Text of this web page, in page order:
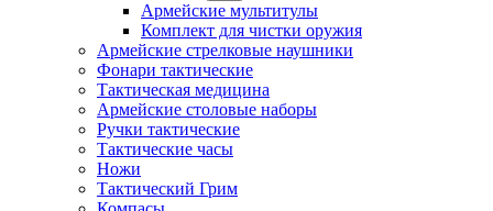
Армейские мультитулы
Комплект для чистки оружия
Армейские стрелковые наушники
Фонари тактические
Тактическая медицина
Армейские столовые наборы
Ручки тактические
Тактические часы
Ножи
Тактический Грим